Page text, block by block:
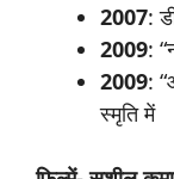
2007:
2009:
2009:
स्मृति में